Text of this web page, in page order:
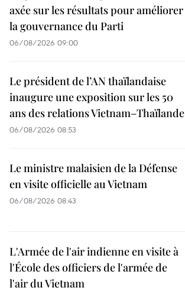
axée sur les résultats pour améliorer
la gouvernance du Parti
06/08/2026 09:00
Le président de l’AN thaïlandaise
inaugure une exposition sur les 50
ans des relations Vietnam–Thaïlande
06/08/2026 08:53
Le ministre malaisien de la Défense
en visite officielle au Vietnam
06/08/2026 08:43
L'Armée de l'air indienne en visite à
l'École des officiers de l'armée de
l'air du Vietnam